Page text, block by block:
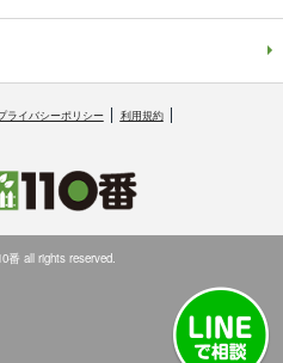
ライバシーポリシー 利用規約
番 all rights reserved.